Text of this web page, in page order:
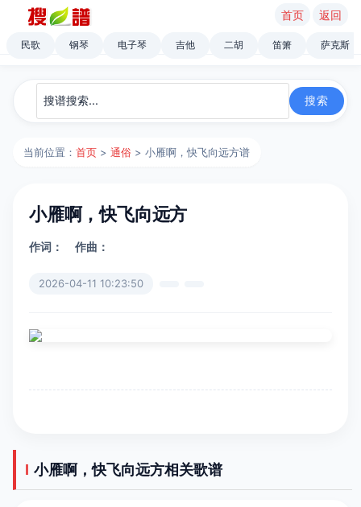
首页 返回
民歌 钢琴 电子琴 吉他 二胡 笛箫 萨克斯
当前位置：首页 >通俗 > 小雁啊，快飞向远方谱
小雁啊，快飞向远方
作词： 作曲：
2026-04-11 10:23:50
小雁啊，快飞向远方相关歌谱